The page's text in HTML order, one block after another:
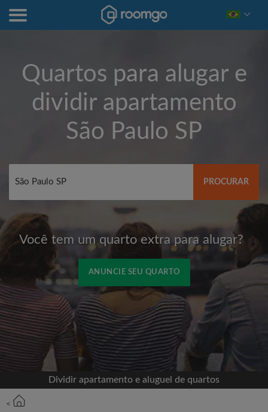
Quartos para alugar e
dividir apartamento
São Paulo SP
PROCURAR
Você tem um quarto extra para alugar?
ANUNCIE SEU QUARTO
Cadastrar-se com o Facebook
Jamais publicaremos na sua linha do tempo sem
sua permissão
OU
Dividir apartamento e aluguel de quartos
<